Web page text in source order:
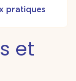
pratiques
et